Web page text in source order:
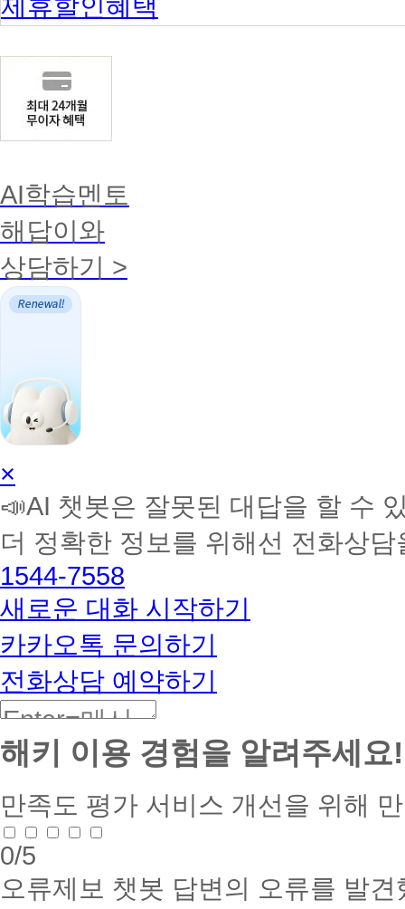
제휴할인혜택
AI학습멘토
해답이와
상담하기 >
AI
학
습
토
커
BETA
×
📣AI 챗봇은 잘못된 대답을 할 수
더 정확한 정보를 위해선 전화상
1544-7558
새로운 대화 시작하기
카카오톡 문의하기
전화상담 예약하기
해키 이용 경험을 알려주세요!
만족도 평가 서비스 개선을 위해
0/5
오류제보 챗봇 답변의 오류를 발